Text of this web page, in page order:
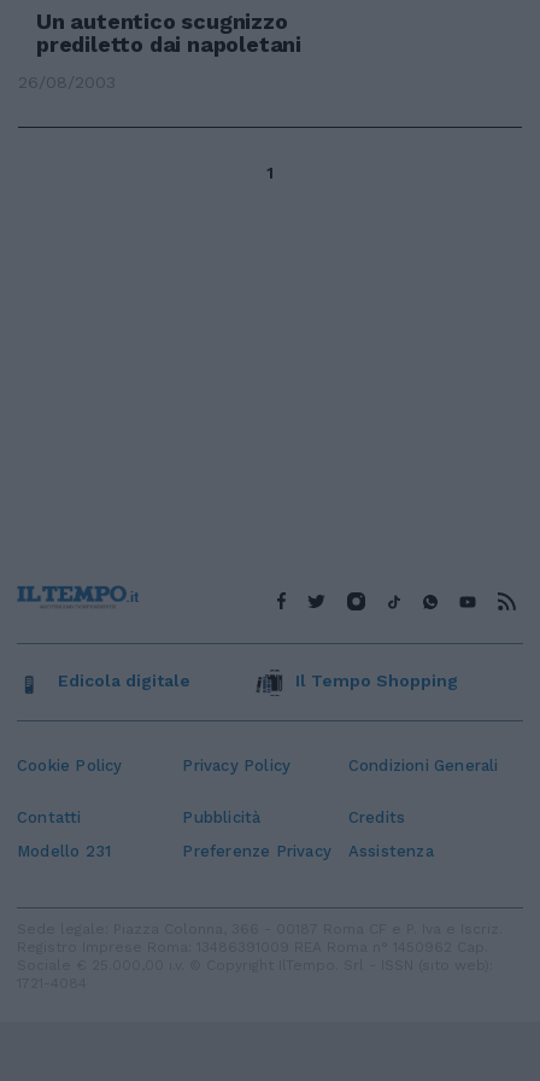
Un autentico scugnizzo
prediletto dai napoletani
26/08/2003
1
Cookie Policy Privacy Policy Condizioni Generali
Contatti Pubblicità
Credits
Modello 231
Preferenze Privacy Assistenza
Edicola digitale Il Tempo Shopping